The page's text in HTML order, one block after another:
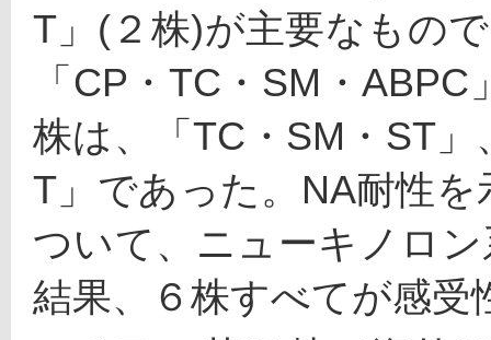
T」(２株)が主要なもの
「CP・TC・SM・
株は、「TC・SM・ST
T」であった。NA耐性
ついて、ニューキノロ
結果、６株すべてが感受